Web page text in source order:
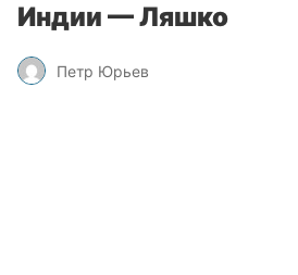
Индии — Ляшко
Петр Юрьев